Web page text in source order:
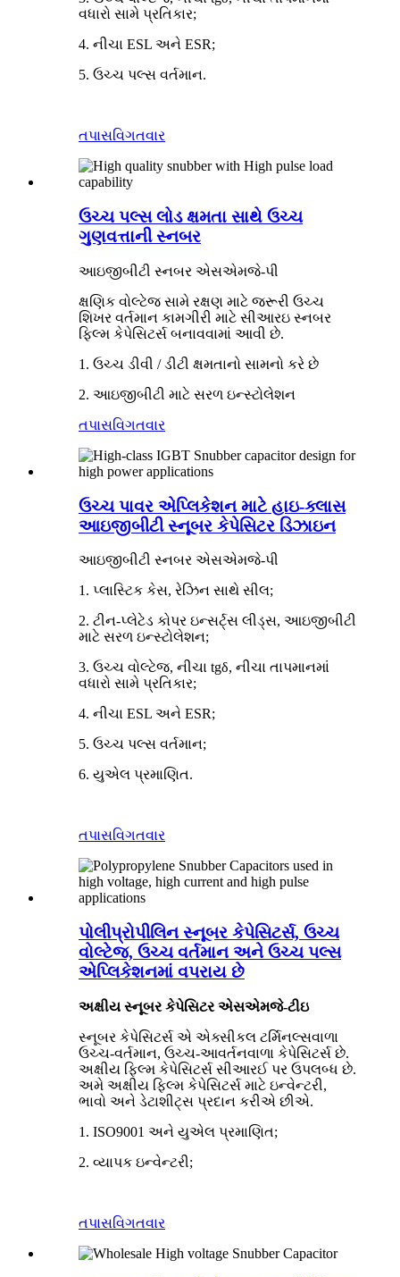
વધારો સામે પ્રતિકાર;
4. નીચા ESL અને ESR;
5. ઉચ્ચ પલ્સ વર્તમાન.
તપાસવિગતવાર
ઉચ્ચ પલ્સ લોડ ક્ષમતા સાથે ઉચ્ચ
ગુણવત્તાની સ્નબર
આઇજીબીટી સ્નબર એસએમજે-પી
ક્ષણિક વોલ્ટેજ સામે રક્ષણ માટે જરૂરી ઉચ્ચ
શિખર વર્તમાન કામગીરી માટે સીઆરઇ સ્નબર
ફિલ્મ કેપેસિટર્સ બનાવવામાં આવી છે.
1. ઉચ્ચ ડીવી / ડીટી ક્ષમતાનો સામનો કરે છે
2. આઇજીબીટી માટે સરળ ઇન્સ્ટોલેશન
તપાસવિગતવાર
ઉચ્ચ પાવર એપ્લિકેશન માટે હાઇ-ક્લાસ
આઇજીબીટી સ્નૂબર કેપેસિટર ડિઝાઇન
આઇજીબીટી સ્નબર એસએમજે-પી
1. પ્લાસ્ટિક કેસ, રેઝિન સાથે સીલ;
2. ટીન-પ્લેટેડ કોપર ઇન્સર્ટ્સ લીડ્સ, આઇજીબીટી
માટે સરળ ઇન્સ્ટોલેશન;
3. ઉચ્ચ વોલ્ટેજ, નીચા tgδ, નીચા તાપમાનમાં
વધારો સામે પ્રતિકાર;
4. નીચા ESL અને ESR;
5. ઉચ્ચ પલ્સ વર્તમાન;
6. યુએલ પ્રમાણિત.
તપાસવિગતવાર
પોલીપ્રોપીલિન સ્નૂબર કેપેસિટર્સ, ઉચ્ચ
વોલ્ટેજ, ઉચ્ચ વર્તમાન અને ઉચ્ચ પલ્સ
એપ્લિકેશનમાં વપરાય છે
અક્ષીય સ્નૂબર કેપેસિટર એસએમજે-ટીઇ
સ્નૂબર કેપેસિટર્સ એ એક્સીકલ ટર્મિનલ્સવાળા
ઉચ્ચ-વર્તમાન, ઉચ્ચ-આવર્તનવાળા કેપેસિટર્સ છે.
અક્ષીય ફિલ્મ કેપેસિટર્સ સીઆરઈ પર ઉપલબ્ધ છે.
અમે અક્ષીય ફિલ્મ કેપેસિટર્સ માટે ઇન્વેન્ટરી,
ભાવો અને ડેટાશીટ્સ પ્રદાન કરીએ છીએ.
1. ISO9001 અને યુએલ પ્રમાણિત;
2. વ્યાપક ઇન્વેન્ટરી;
તપાસવિગતવાર